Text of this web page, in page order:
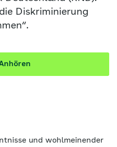
Diskriminierung
und wohlmeinender